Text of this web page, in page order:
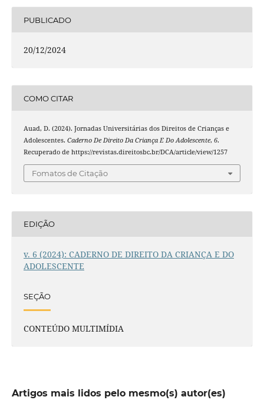
PUBLICADO
20/12/2024
COMO CITAR
Auad, D. (2024). Jornadas Universitárias dos Direitos de Crianças e
Adolescentes. Caderno De Direito Da Criança E Do Adolescente, 6.
Recuperado de https://revistas.direitosbc.br/DCA/article/view/1257
Fomatos de Citação
EDIÇÃO
v. 6 (2024): CADERNO DE DIREITO DA CRIANÇA E DO
ADOLESCENTE
SEÇÃO
CONTEÚDO MULTIMÍDIA
Artigos mais lidos pelo mesmo(s) autor(es)